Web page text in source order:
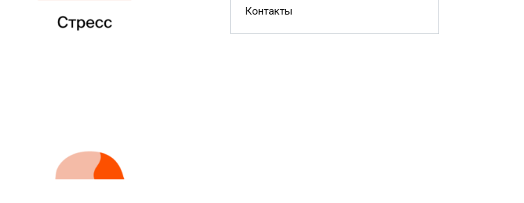
Контакты